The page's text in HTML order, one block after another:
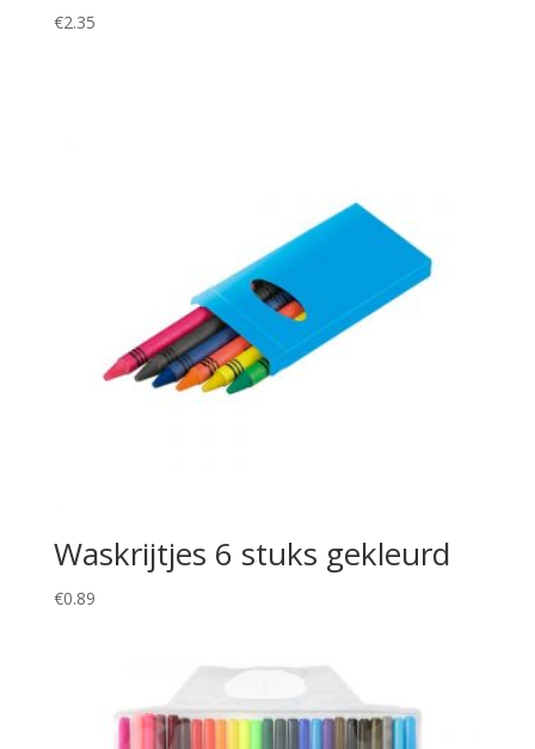
€2.35
Waskrijtjes 6 stuks gekleurd
€0.89